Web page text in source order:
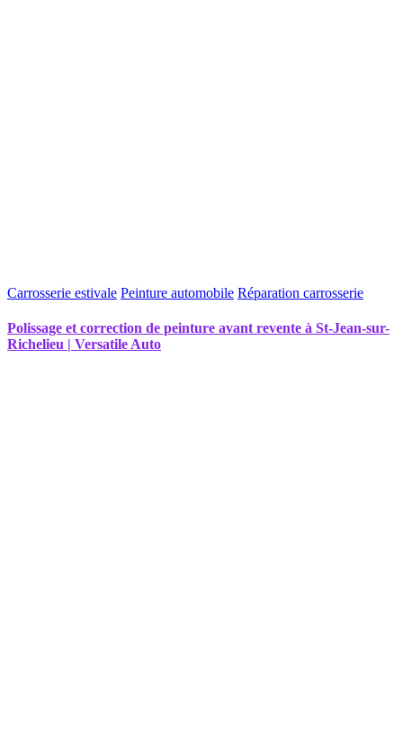
Carrosserie estivale Peinture automobile Réparation carrosserie
Polissage et correction de peinture avant revente à St-Jean-sur-
Richelieu | Versatile Auto